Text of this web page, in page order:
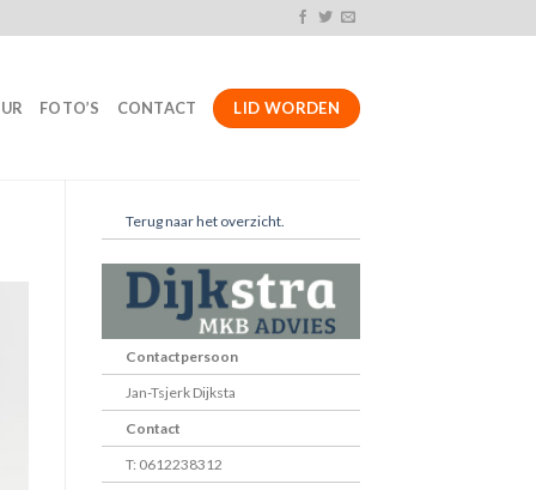
FOTO’S CONTACT LID WORDEN
Terug naar het overzicht.
Contactpersoon
Jan-Tsjerk Dijksta
Contact
T: 0612238312